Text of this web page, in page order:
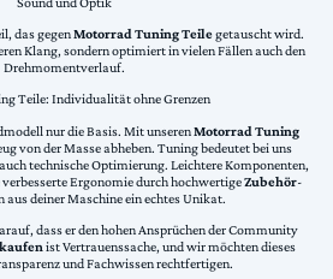
das gegenMotorrad Tuning Teilegetauscht wird.
Klang, sondern optimiert in vielen Fällen auch den
Drehmomentverlauf.
Teile: Individualität ohne Grenzen
nur die Basis. Mit unserenMotorrad Tuning
von der Masse abheben. Tuning bedeutet bei uns
technische Optimierung. Leichtere Komponenten,
verbesserte Ergonomie durch hochwertigeZubehör-
aus deiner Maschine ein echtes Unikat.
dass er den hohen Ansprüchen der Community
ist Vertrauenssache, und wir möchten dieses
und Fachwissen rechtfertigen.